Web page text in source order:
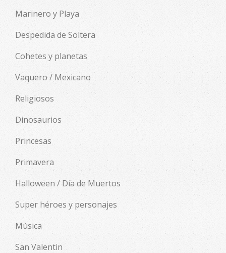
Marinero y Playa
Despedida de Soltera
Cohetes y planetas
Vaquero / Mexicano
Religiosos
Dinosaurios
Princesas
Primavera
Halloween / Día de Muertos
Super héroes y personajes
Música
San Valentin